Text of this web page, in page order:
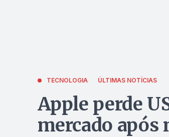
TECNOLOGIA ÚLTIMAS NOTÍCIAS
Apple perde
mercado após